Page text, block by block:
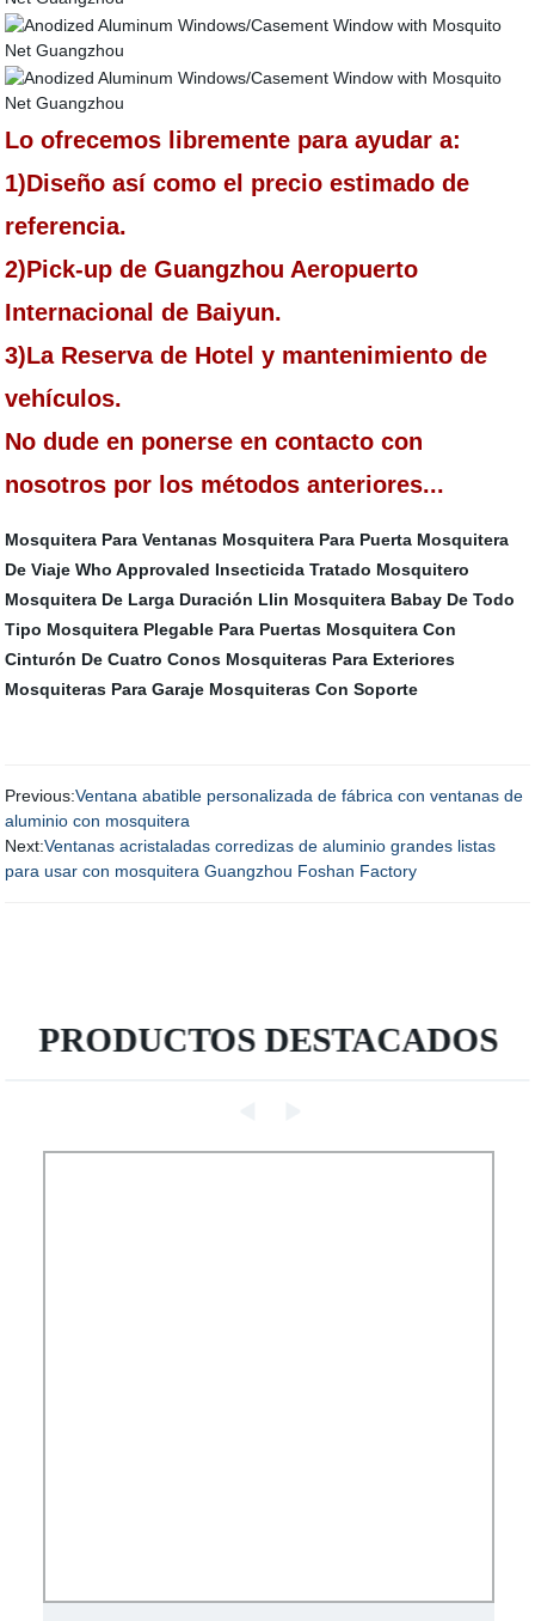
Lo ofrecemos libremente para ayudar a:
1)Diseño así como el precio estimado de
referencia.
2)Pick-up de Guangzhou Aeropuerto
Internacional de Baiyun.
3)La Reserva de Hotel y mantenimiento de
vehículos.
No dude en ponerse en contacto con
nosotros por los métodos anteriores...
Mosquitera Para Ventanas Mosquitera Para Puerta Mosquitera
De Viaje Who Approvaled Insecticida Tratado Mosquitero
Mosquitera De Larga Duración Llin Mosquitera Babay De Todo
Tipo Mosquitera Plegable Para Puertas Mosquitera Con
Cinturón De Cuatro Conos Mosquiteras Para Exteriores
Mosquiteras Para Garaje Mosquiteras Con Soporte
Previous:Ventana abatible personalizada de fábrica con ventanas de
aluminio con mosquitera
Next:Ventanas acristaladas corredizas de aluminio grandes listas
para usar con mosquitera Guangzhou Foshan Factory
PRODUCTOS DESTACADOS